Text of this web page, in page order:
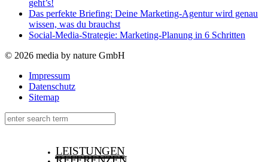
geht’s!
Das perfekte Briefing: Deine Marketing-Agentur wird genau
wissen, was du brauchst
Social-Media-Strategie: Marketing-Planung in 6 Schritten
© 2026 media by nature GmbH
Impressum
Datenschutz
Sitemap
LEISTUNGEN